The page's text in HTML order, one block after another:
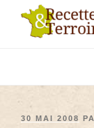
30 MAI 2008